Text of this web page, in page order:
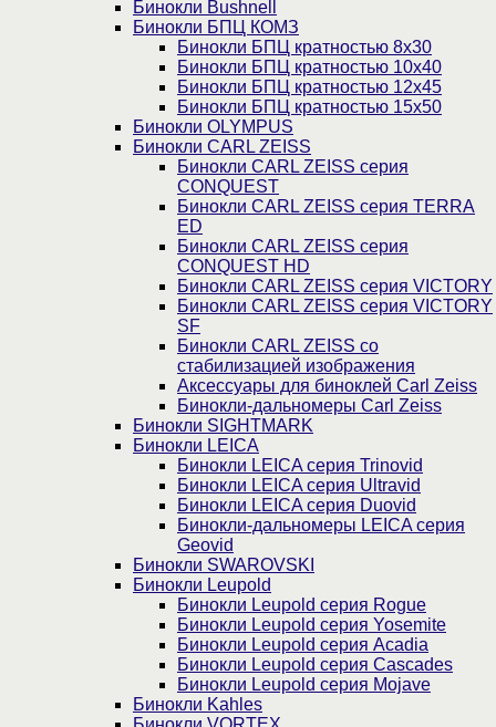
Бинокли Bushnell
Бинокли БПЦ КОМЗ
Бинокли БПЦ кратностью 8х30
Бинокли БПЦ кратностью 10х40
Бинокли БПЦ кратностью 12х45
Бинокли БПЦ кратностью 15х50
Бинокли OLYMPUS
Бинокли CARL ZEISS
Бинокли CARL ZEISS серия
CONQUEST
Бинокли CARL ZEISS серия TERRA
ED
Бинокли CARL ZEISS серия
CONQUEST HD
Бинокли CARL ZEISS серия VICTORY
Бинокли CARL ZEISS серия VICTORY
SF
Бинокли CARL ZEISS со
стабилизацией изображения
Аксессуары для биноклей Carl Zeiss
Бинокли-дальномеры Carl Zeiss
Бинокли SIGHTMARK
Бинокли LEICA
Бинокли LEICA серия Trinovid
Бинокли LEICA серия Ultravid
Бинокли LEICA серия Duovid
Бинокли-дальномеры LEICA серия
Geovid
Бинокли SWAROVSKI
Бинокли Leupold
Бинокли Leupold серия Rogue
Бинокли Leupold серия Yosemite
Бинокли Leupold серия Acadia
Бинокли Leupold серия Cascades
Бинокли Leupold серия Mojave
Бинокли Kahles